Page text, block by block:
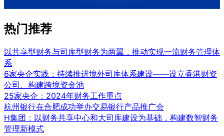
热门推荐
以共享型财务与司库型财务为两翼，推动实现一流财务管理体
系
6家央企实践：持续推进境外司库体系建设——设立香港财资
公司、构建跨境资金池
25家央企：2024年财务工作重点
杭州银行在合肥成功举办交易银行产品推广会
H集团：以财务共享中心和大司库建设为基础，构建数智财务
管理新模式